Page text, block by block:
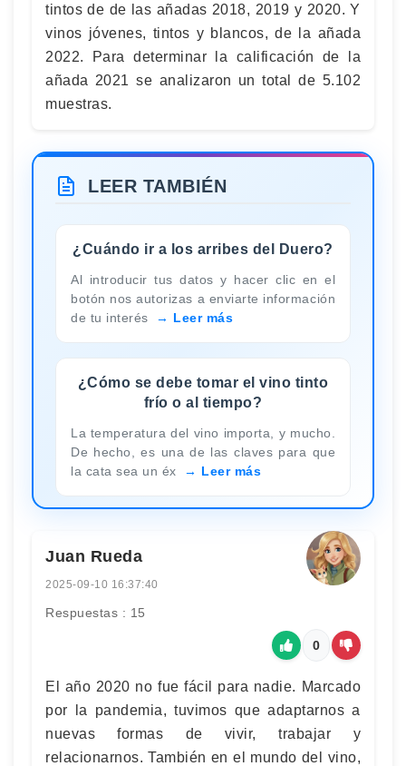
tintos de de las añadas 2018, 2019 y 2020. Y
vinos jóvenes, tintos y blancos, de la añada
2022. Para determinar la calificación de la
añada 2021 se analizaron un total de 5.102
muestras.
LEER TAMBIÉN
¿Cuándo ir a los arribes del Duero?
Al introducir tus datos y hacer clic en el
botón nos autorizas a enviarte información
de tu interés
Leer más
¿Cómo se debe tomar el vino tinto
frío o al tiempo?
La temperatura del vino importa, y mucho.
De hecho, es una de las claves para que
la cata sea un éx
Leer más
Juan Rueda
2025-09-10 16:37:40
Respuestas : 15
0
El año 2020 no fue fácil para nadie. Marcado
por la pandemia, tuvimos que adaptarnos a
nuevas formas de vivir, trabajar y
relacionarnos. También en el mundo del vino,